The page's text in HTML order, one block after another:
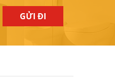
GỬI ĐI